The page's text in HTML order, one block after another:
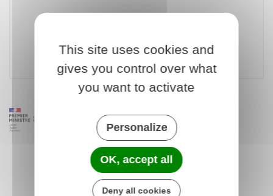
This site uses cookies and
gives you control over what
you want to activate
Personalize
OK, accept all
Deny all cookies